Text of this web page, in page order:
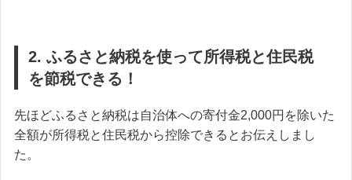
2. ふるさと納税を使って所得税と住民税
を節税できる！
先ほどふるさと納税は自治体への寄付金2,000円を除いた
全額が所得税と住民税から控除できるとお伝えしまし
た。